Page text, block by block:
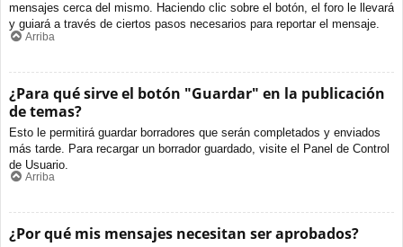
mensajes cerca del mismo. Haciendo clic sobre el botón, el foro le llevará
y guiará a través de ciertos pasos necesarios para reportar el mensaje.
Arriba
¿Para qué sirve el botón "Guardar" en la publicación
de temas?
Esto le permitirá guardar borradores que serán completados y enviados
más tarde. Para recargar un borrador guardado, visite el Panel de Control
de Usuario.
Arriba
¿Por qué mis mensajes necesitan ser aprobados?